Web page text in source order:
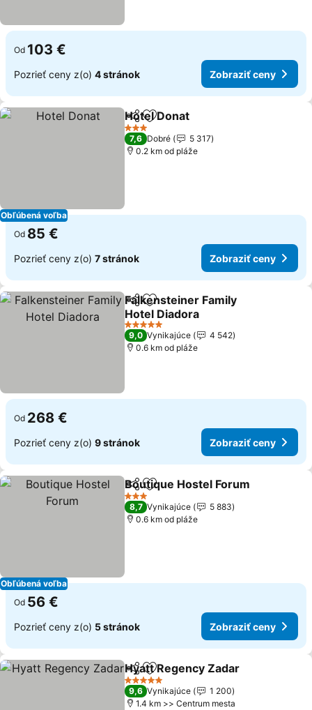
Od 103 €
Pozrieť ceny z(o) 4 stránok Zobraziť ceny
Obľúbená voľba
ZdieľaťPridať do obľúbených
Hotel Donat
3 Počet hviezdičiek
7,6 Dobré
5 317
0.2 km od pláže
Od 85 €
Pozrieť ceny z(o) 7 stránok Zobraziť ceny
ZdieľaťPridať do obľúbených
Falkensteiner Family
Hotel Diadora
5 Počet hviezdičiek
9,0 Vynikajúce
4 542
0.6 km od pláže
Od 268 €
Pozrieť ceny z(o) 9 stránok Zobraziť ceny
Obľúbená voľba
ZdieľaťPridať do obľúbených
Boutique Hostel Forum
3 Počet hviezdičiek
8,7 Vynikajúce
5 883
0.6 km od pláže
Od 56 €
Pozrieť ceny z(o) 5 stránok Zobraziť ceny
ZdieľaťPridať do obľúbených
Hyatt Regency Zadar
5 Počet hviezdičiek
9,6 Vynikajúce
1 200
1.4 km >> Centrum mesta